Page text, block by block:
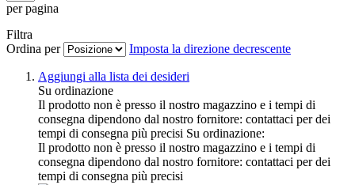
per pagina
Filtra
Ordina per
Imposta la direzione decrescente
Aggiungi alla lista dei desideri
Su ordinazione
Il prodotto non è presso il nostro magazzino e i tempi di
consegna dipendono dal nostro fornitore: contattaci per dei
tempi di consegna più precisi Su ordinazione:
Il prodotto non è presso il nostro magazzino e i tempi di
consegna dipendono dal nostro fornitore: contattaci per dei
tempi di consegna più precisi